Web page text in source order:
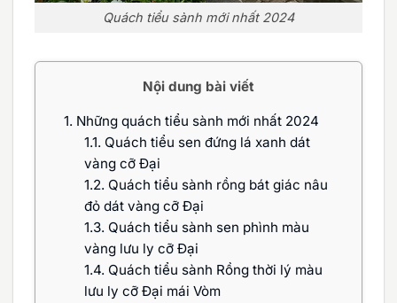
Quách tiểu sành mới nhất 2024
Nội dung bài viết
1. Những quách tiểu sành mới nhất 2024
1.1. Quách tiểu sen đứng lá xanh dát
vàng cỡ Đại
1.2. Quách tiểu sành rồng bát giác nâu
đỏ dát vàng cỡ Đại
1.3. Quách tiểu sành sen phình màu
vàng lưu ly cỡ Đại
1.4. Quách tiểu sành Rồng thời lý màu
lưu ly cỡ Đại mái Vòm